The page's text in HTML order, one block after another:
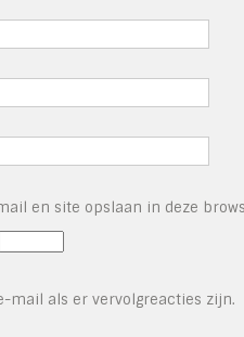
en site opslaan in deze
mail als er vervolgreacties zijn.